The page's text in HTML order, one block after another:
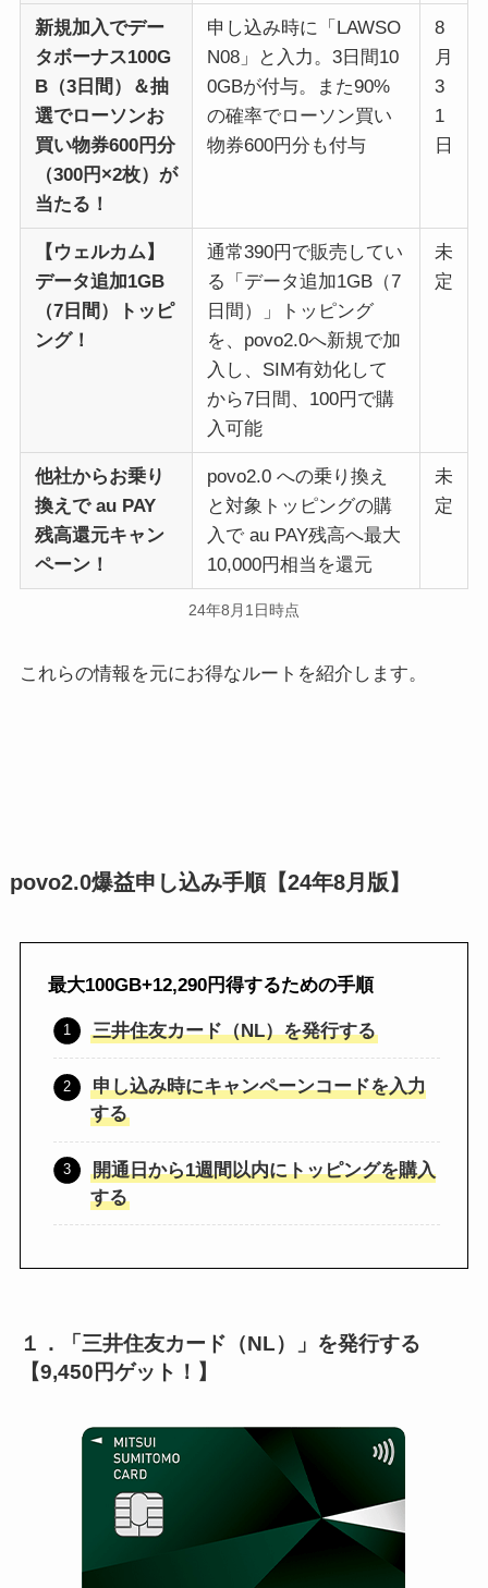
新規加入でデー
タボーナス100G
B（3日間）＆抽
選でローソンお
買い物券600円分
（300円×2枚）が
当たる！
申し込み時に「LAWSO
N08」と入力。3日間10
0GBが付与。また90%
の確率でローソン買い
物券600円分も付与
8
月
3
1
日
【ウェルカム】
データ追加1GB
（7日間）トッピ
ング！
通常390円で販売してい
る「データ追加1GB（7
日間）」トッピング
を、povo2.0へ新規で加
入し、SIM有効化して
から7日間、100円で購
入可能
未
定
他社からお乗り
換えで au PAY
残高還元キャン
ペーン！
povo2.0 への乗り換え
と対象トッピングの購
入で au PAY残高へ最大
10,000円相当を還元
未
定
24年8月1日時点
これらの情報を元にお得なルートを紹介します。
povo2.0爆益申し込み手順【24年8月版】
最大100GB+12,290円得するための手順
三井住友カード（NL）を発行する
申し込み時にキャンペーンコードを入力
する
開通日から1週間以内にトッピングを購入
する
１．「三井住友カード（NL）」を発行する
【9,450円ゲット！】